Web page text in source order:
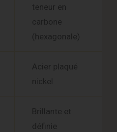
teneur en
carbone
(hexagonale)
Acier plaqué
nickel
Brillante et
définie